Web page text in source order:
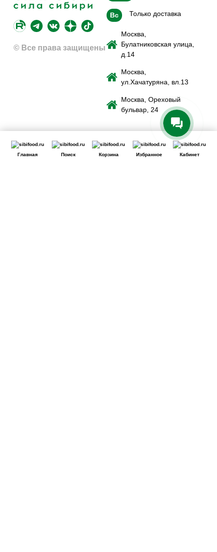
Главная Поиск Корзина Избранное Кабинет
© Все права защищены
Вс Только доставка
Москва,
Булатниковская улица,
д.14
Москва,
ул.Хачатуряна, вл.13
Москва, Ореховый
бульвар, 24